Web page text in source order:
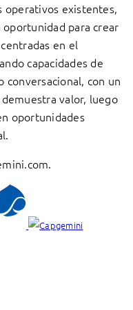
operativos existentes,
oportunidad para crear
en el
capacidades de
con un
valor, luego
oportunidades